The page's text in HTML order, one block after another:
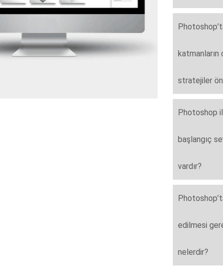
katmanların
stratejiler
Photoshop
başlangıç
vardır?
edilmesi
nelerdir?